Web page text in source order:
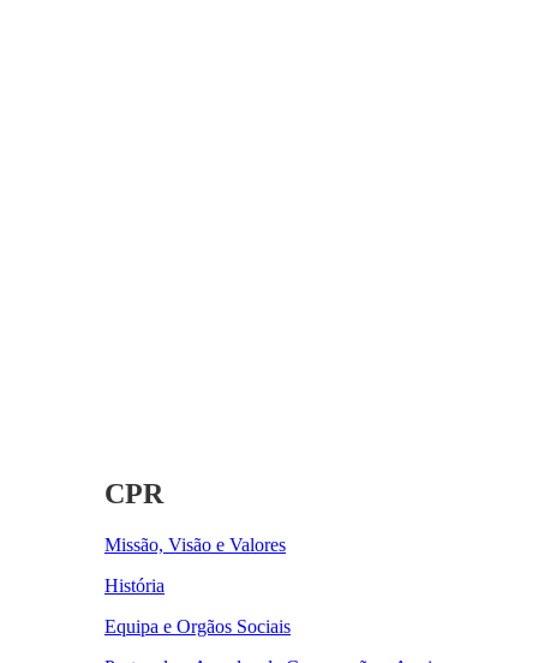
CPR
Missão, Visão e Valores
História
Equipa e Orgãos Sociais